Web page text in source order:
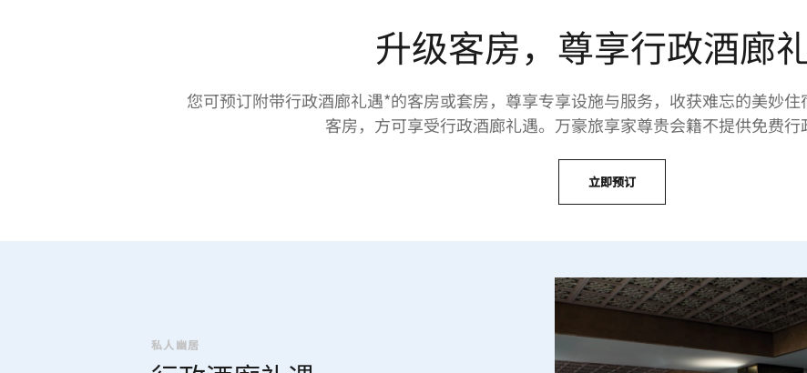
升级客房，尊享行政酒廊
您可预订附带行政酒廊礼遇*的客房或套房，尊享专享设施与服务，收获难忘的美妙
客房，方可享受行政酒廊礼遇。万豪旅享家尊贵会籍不提供免费行
立即预订
私人幽居